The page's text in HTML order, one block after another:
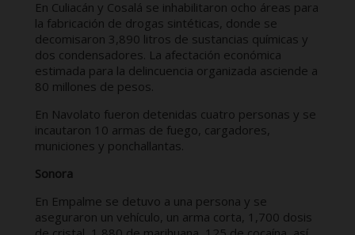
En Culiacán y Cosalá se inhabilitaron ocho áreas para
la fabricación de drogas sintéticas, donde se
decomisaron 3,890 litros de sustancias químicas y
dos condensadores. La afectación económica
estimada para la delincuencia organizada asciende a
80 millones de pesos.
En Navolato fueron detenidas cuatro personas y se
incautaron 10 armas de fuego, cargadores,
municiones y ponchallantas.
Sonora
En Empalme se detuvo a una persona y se
aseguraron un vehículo, un arma corta, 1,700 dosis